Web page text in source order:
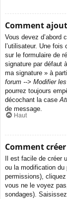
Comment
Vous devez d’abord
l’utilisateur. Une
sur le formulaire de
signature par défaut
ma signature » à
forum --> Modifier
pourrez toujours
décochant la case
de message.
Haut
Comment
Il est facile de créer
ou la modification du
permissions), cliquez
vous ne le voyez
sondages).